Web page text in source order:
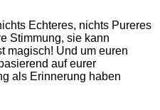
Echteres, nichts Pureres
Stimmung, sie kann
magisch! Und um euren
auf eurer
als Erinnerung haben